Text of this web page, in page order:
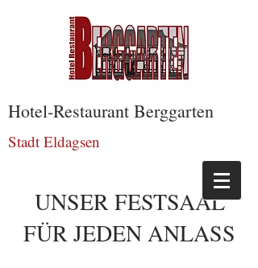
Hotel-Restaurant Berggarten
Stadt Eldagsen
UNSER FESTSAAL
FÜR JEDEN ANLASS